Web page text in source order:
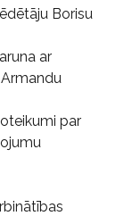
Borisu
ar
par